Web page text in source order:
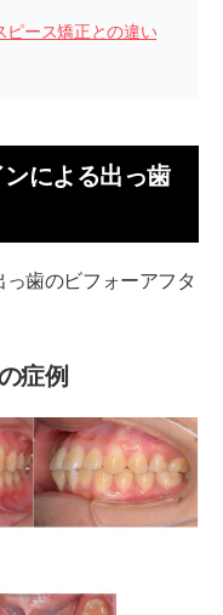
ピース矯正との違い
ンによる出っ歯
歯のビフォーアフタ
症例